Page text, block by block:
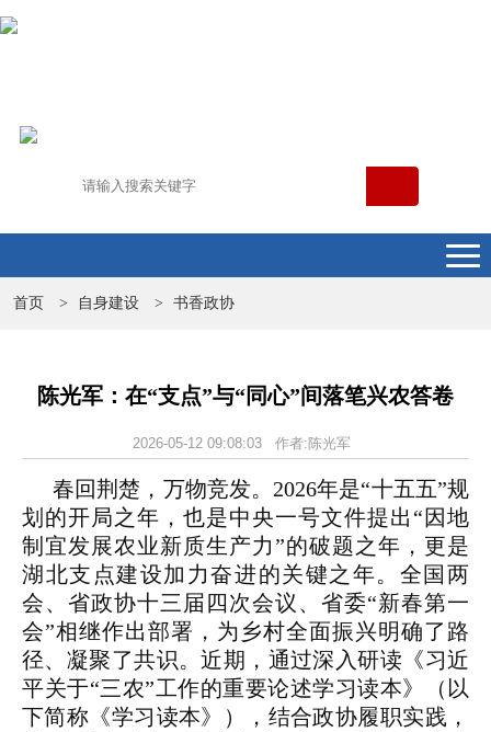
首页 > 自身建设 > 书香政协
陈光军：在“支点”与“同心”间落笔兴农答卷
2026-05-12 09:08:03 作者:陈光军
春回荆楚，万物竞发。2026年是“十五五”规
划的开局之年，也是中央一号文件提出“因地
制宜发展农业新质生产力”的破题之年，更是
湖北支点建设加力奋进的关键之年。全国两
会、省政协十三届四次会议、省委“新春第一
会”相继作出部署，为乡村全面振兴明确了路
径、凝聚了共识。近期，通过深入研读《习近
平关于“三农”工作的重要论述学习读本》（以
下简称《学习读本》），结合政协履职实践，